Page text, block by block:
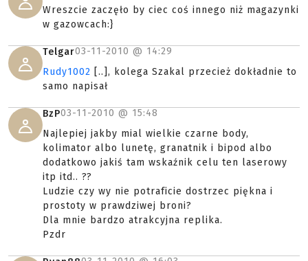
Wreszcie zaczęło by ciec coś innego niż magazynki
w gazowcach:}
Telgar03-11-2010 @ 14:29
Rudy1002 [..], kolega Szakal przecież dokładnie to
samo napisał
BzP03-11-2010 @ 15:48
Najlepiej jakby mial wielkie czarne body,
kolimator albo lunetę, granatnik i bipod albo
dodatkowo jakiś tam wskaźnik celu ten laserowy
itp itd.. ??
Ludzie czy wy nie potraficie dostrzec piękna i
prostoty w prawdziwej broni?
Dla mnie bardzo atrakcyjna replika.
Pzdr